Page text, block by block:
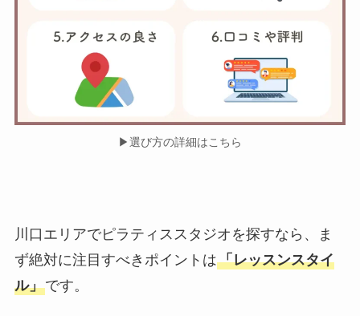
▶︎選び方の詳細はこちら
川口エリアでピラティススタジオを探すなら、ま
ず絶対に注目すべきポイントは「レッスンスタイ
ル」です。